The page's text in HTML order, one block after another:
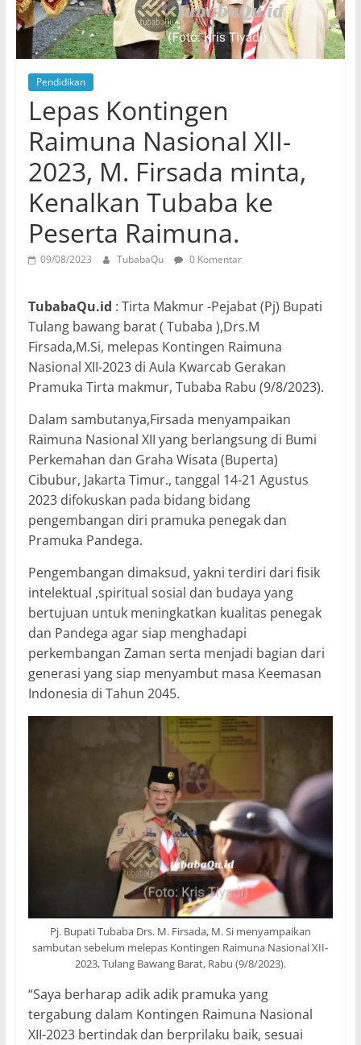
Pendidikan
Lepas Kontingen
Raimuna Nasional XII-
2023, M. Firsada minta,
Kenalkan Tubaba ke
Peserta Raimuna.
09/08/2023 TubabaQu 0 Komentar
TubabaQu.id : Tirta Makmur -Pejabat (Pj) Bupati
Tulang bawang barat ( Tubaba ),Drs.M
Firsada,M.Si, melepas Kontingen Raimuna
Nasional XII-2023 di Aula Kwarcab Gerakan
Pramuka Tirta makmur, Tubaba Rabu (9/8/2023).
Dalam sambutanya,Firsada menyampaikan
Raimuna Nasional XII yang berlangsung di Bumi
Perkemahan dan Graha Wisata (Buperta)
Cibubur, Jakarta Timur., tanggal 14-21 Agustus
2023 difokuskan pada bidang bidang
pengembangan diri pramuka penegak dan
Pramuka Pandega.
Pengembangan dimaksud, yakni terdiri dari fisik
intelektual ,spiritual sosial dan budaya yang
bertujuan untuk meningkatkan kualitas penegak
dan Pandega agar siap menghadapi
perkembangan Zaman serta menjadi bagian dari
generasi yang siap menyambut masa Keemasan
Indonesia di Tahun 2045.
Pj. Bupati Tubaba Drs. M. Firsada, M. Si menyampaikan
sambutan sebelum melepas Kontingen Raimuna Nasional XII-
2023, Tulang Bawang Barat, Rabu (9/8/2023).
“Saya berharap adik adik pramuka yang
tergabung dalam Kontingen Raimuna Nasional
XII-2023 bertindak dan berprilaku baik, sesuai